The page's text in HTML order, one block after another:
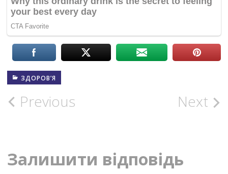
ЗДОРОВ’Я
Post
Previous Next
Залишити відповідь